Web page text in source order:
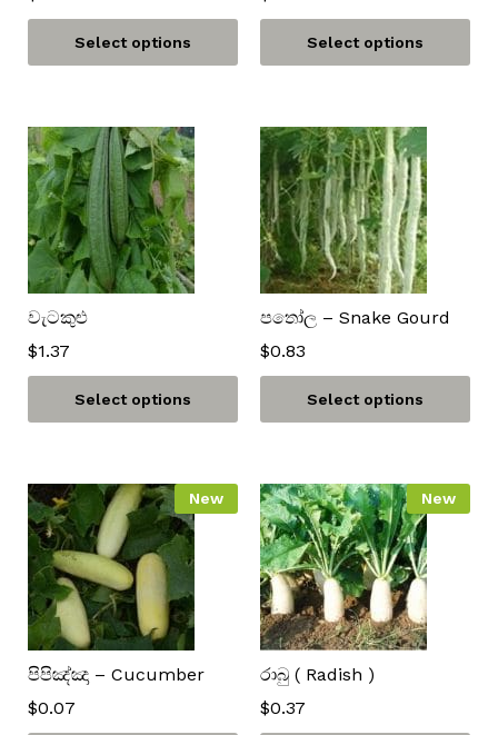
Select options Select options
වැටකුළු
$1.37
Select options
පතෝල – Snake Gourd
$0.83
Select options
New
පිපිඤ්ඤා – Cucumber
$0.07
New
රාබු ( Radish )
$0.37